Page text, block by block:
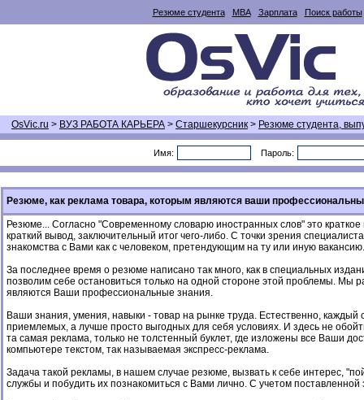
Резюме студента MBA Зарплата Поиск работы
OsVic.ru > ВУЗ РАБОТА КАРЬЕРА > Старшекурсник > Резюме студента,
Имя: Пароль:
Резюме, как реклама товара, которым являются ваши
Резюме... Согласно "Современному словарю иностранных слов" это
краткий вывод, заключительный итог чего-либо. С точки зрения
знакомства с Вами как с человеком, претендующим на ту или иную вакансию.
За последнее время о резюме написано так много, как в специальных
позволим себе остановиться только на одной стороне этой проблемы. Мы
являются Ваши профессиональные знания.
Ваши знания, умения, навыки - товар на рынке труда. Естественно,
приемлемых, а лучше просто выгодных для себя условиях. И здесь не
та самая реклама, только не толстенный буклет, где изложены все Ваши
компьютере текстом, так называемая экспресс-реклама.
Задача такой рекламы, в нашем случае резюме, вызвать к себе интерес,
службы и побудить их познакомиться с Вами лично. С учетом